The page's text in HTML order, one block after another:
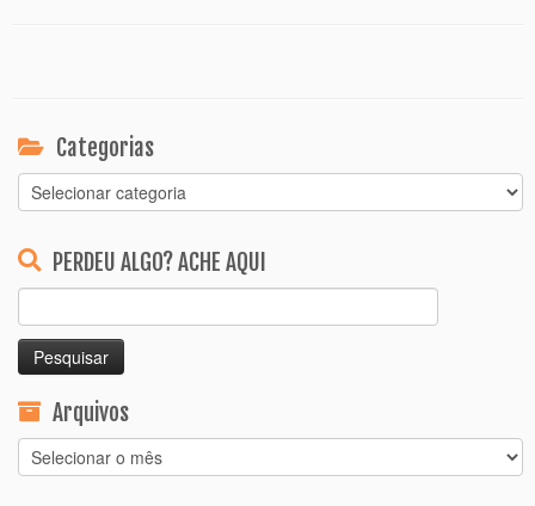
Categorias
Categorias
PERDEU ALGO? ACHE AQUI
por:
Arquivos
Arquivos